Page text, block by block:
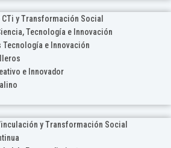
y Transformación Social
Tecnología e Innovación
Tecnología e Innovación
e Innovador
y Transformación Social